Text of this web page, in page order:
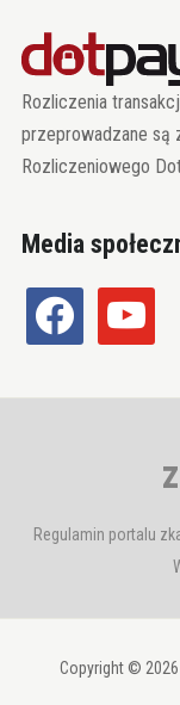
Rozliczenia
przeprowadzane są
Rozliczeniowego
Media
facebook youtube
Regulamin portalu
Copyright ©